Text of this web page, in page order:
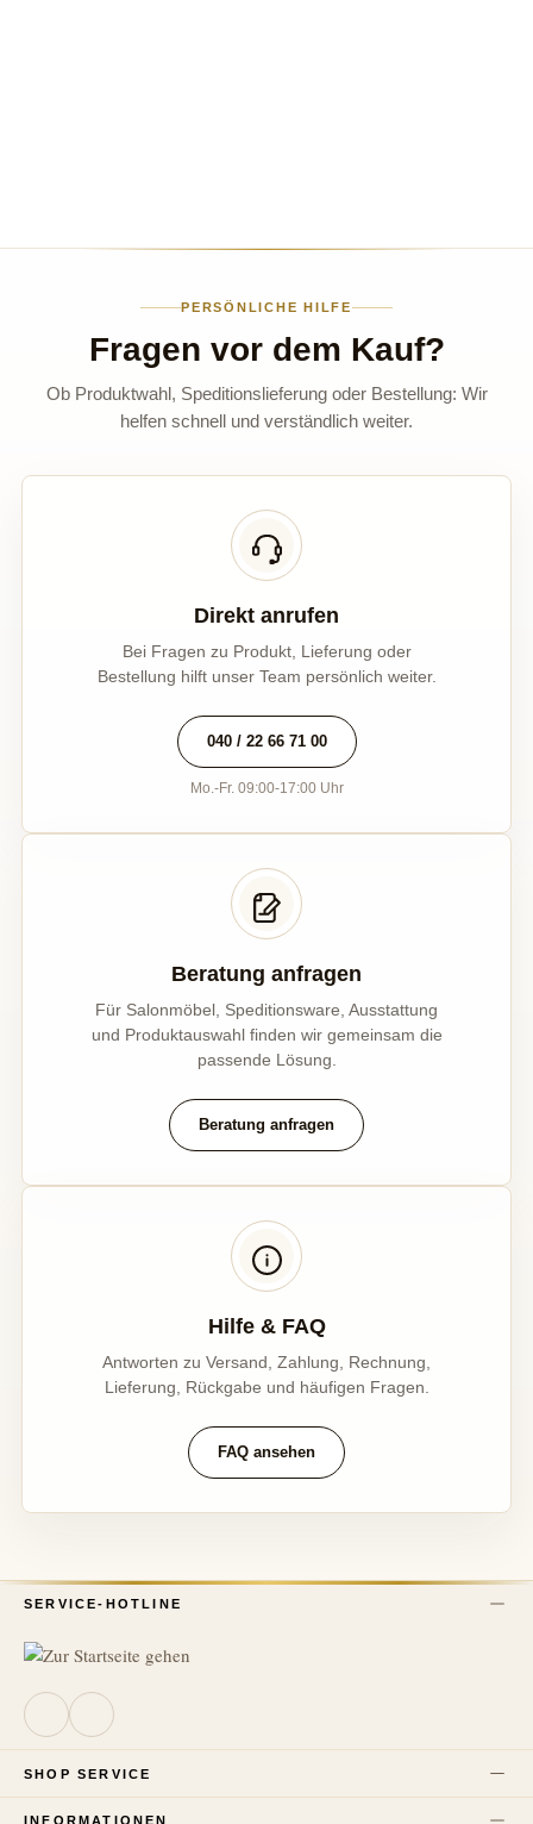
PERSÖNLICHE HILFE
Fragen vor dem Kauf?
Ob Produktwahl, Speditionslieferung oder Bestellung: Wir
helfen schnell und verständlich weiter.
Direkt anrufen
Bei Fragen zu Produkt, Lieferung oder
Bestellung hilft unser Team persönlich weiter.
040 / 22 66 71 00
Mo.-Fr. 09:00-17:00 Uhr
Beratung anfragen
Für Salonmöbel, Speditionsware, Ausstattung
und Produktauswahl finden wir gemeinsam die
passende Lösung.
Beratung anfragen
Hilfe & FAQ
Antworten zu Versand, Zahlung, Rechnung,
Lieferung, Rückgabe und häufigen Fragen.
FAQ ansehen
SERVICE-HOTLINE
SHOP SERVICE
INFORMATIONEN